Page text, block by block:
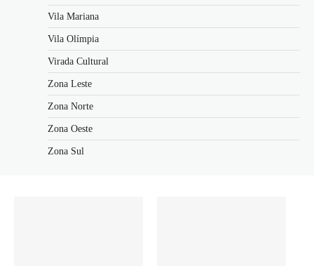
Vila Mariana
Vila Olímpia
Virada Cultural
Zona Leste
Zona Norte
Zona Oeste
Zona Sul